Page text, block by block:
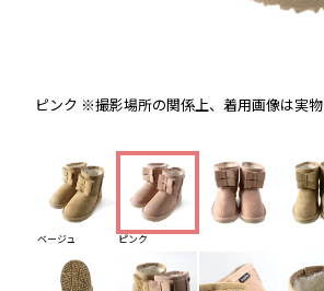
ピンク ※撮影場所の関係上、着用画像は実物
ベージュ ピンク